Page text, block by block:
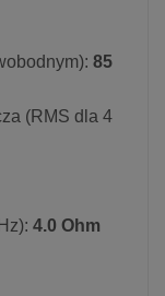
85
(RMS dla 4
4.0 Ohm